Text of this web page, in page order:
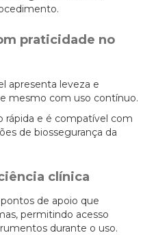
praticidade no
apresenta leveza e
mesmo com uso contínuo.
rápida e é compatível com
de biossegurança da
clínica
de apoio que
permitindo acesso
durante o uso.